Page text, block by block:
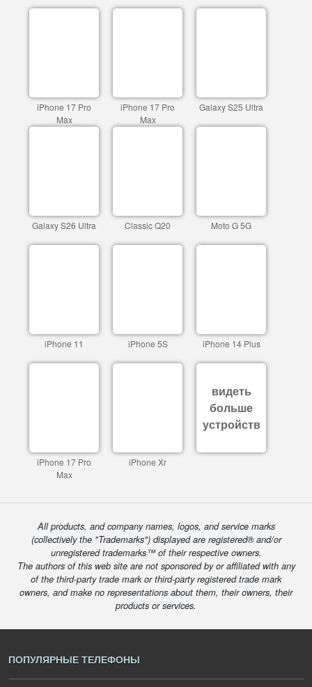
iPhone 17 Pro
Max
iPhone 17 Pro
Max
Galaxy S25 Ultra
Galaxy S26 Ultra Classic Q20 Moto G 5G
iPhone 11 iPhone 5S iPhone 14 Plus
iPhone 17 Pro
Max
iPhone Xr
видеть
больше
устройств
All products, and company names, logos, and service marks
(collectively the "Trademarks") displayed are registered® and/or
unregistered trademarks™ of their respective owners.
The authors of this web site are not sponsored by or affiliated with any
of the third-party trade mark or third-party registered trade mark
owners, and make no representations about them, their owners, their
products or services.
ПОПУЛЯРНЫЕ ТЕЛЕФОНЫ